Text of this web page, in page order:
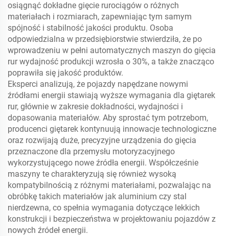
osiągnąć dokładne gięcie rurociągów o różnych
materiałach i rozmiarach, zapewniając tym samym
spójność i stabilność jakości produktu. Osoba
odpowiedzialna w przedsiębiorstwie stwierdziła, że po
wprowadzeniu w pełni automatycznych maszyn do gięcia
rur wydajność produkcji wzrosła o 30%, a także znacząco
poprawiła się jakość produktów.
Eksperci analizują, że pojazdy napędzane nowymi
źródłami energii stawiają wyższe wymagania dla giętarek
rur, głównie w zakresie dokładności, wydajności i
dopasowania materiałów. Aby sprostać tym potrzebom,
producenci giętarek kontynuują innowacje technologiczne
oraz rozwijają duże, precyzyjne urządzenia do gięcia
przeznaczone dla przemysłu motoryzacyjnego
wykorzystującego nowe źródła energii. Współcześnie
maszyny te charakteryzują się również wysoką
kompatybilnością z różnymi materiałami, pozwalając na
obróbkę takich materiałów jak aluminium czy stal
nierdzewna, co spełnia wymagania dotyczące lekkich
konstrukcji i bezpieczeństwa w projektowaniu pojazdów z
nowych źródeł energii.